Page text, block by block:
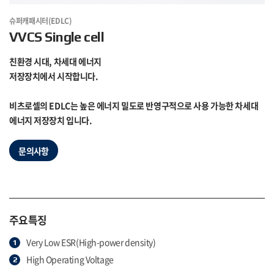
슈퍼캐패시터(EDLC)
VVCS Single cell
친환경 시대, 차세대 에너지
저장장치에서 시작합니다.
비츠로셀의 EDLC는 높은 에너지 밀도로 반영구적으로 사용 가능한 차세대
에너지 저장장치 입니다.
문의사항
주요특징
Very Low ESR(High-power density)
High Operating Voltage